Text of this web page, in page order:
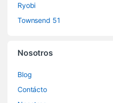
Ryobi
Townsend 51
Nosotros
Blog
Contácto